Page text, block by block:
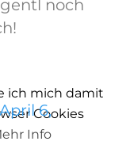
noch
6,
ich mich damit
Cookies
Info